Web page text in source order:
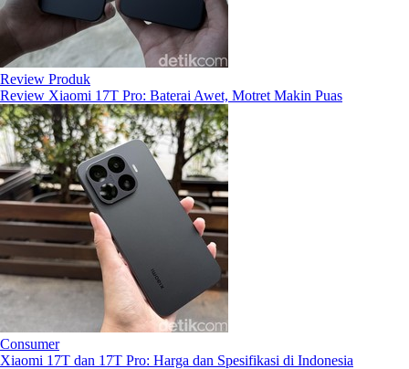
Review Produk
Review Xiaomi 17T Pro: Baterai Awet, Motret Makin Puas
Consumer
Xiaomi 17T dan 17T Pro: Harga dan Spesifikasi di Indonesia